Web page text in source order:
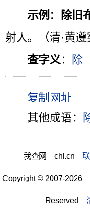
示例 ： 除旧
射人。（清·黄遵
查字义 ： 除
其他成语：
我查网 chl.cn
Copyright © 2007-2026
Reserved